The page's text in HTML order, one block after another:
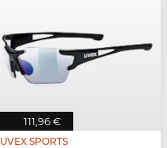
111,96 €
UVEX SPORTS